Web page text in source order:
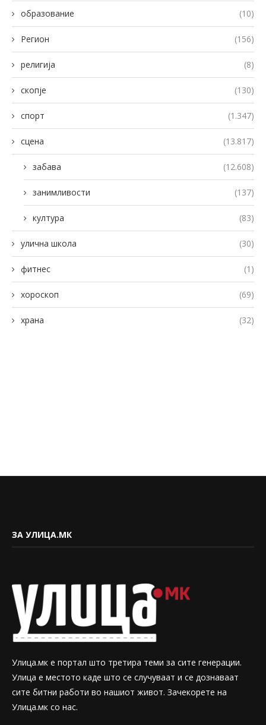
образование (10)
Регион (156)
религија (8)
скопје (130)
спорт (1.347)
сцена (13.817)
забава (12.608)
занимливости (137)
култура (83)
улична школа (30)
фитнес (1)
хороскоп (69)
храна (32)
ЗА УЛИЦА.МК
Улица.мк е портал што третира теми за сите генерации.
Улица е местото каде што се случуваат и се дознаваат
сите битни работи во нашиот живот. Зачекорете на
Улица.мк со нас.